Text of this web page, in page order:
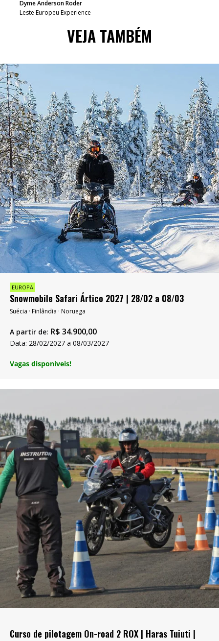
Dyme Anderson Roder
Leste Europeu Experience
VEJA TAMBÉM
EUROPA
Snowmobile Safari Ártico 2027 | 28/02 a 08/03
Suécia · Finlândia · Noruega
A partir de: R$ 34.900,00
Data: 28/02/2027 a 08/03/2027
Vagas disponiveis!
Curso de pilotagem On-road 2 ROX | Haras Tuiuti |